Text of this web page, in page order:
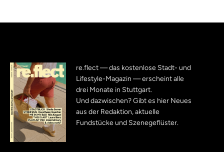
re.flect — das kostenlose Stadt- und
Lifestyle-Magazin — erscheint alle
drei Monate in Stuttgart.
Und dazwischen? Gibt es hier Neues
aus der Redaktion, aktuelle
Fundstücke und Szenegeflüster.